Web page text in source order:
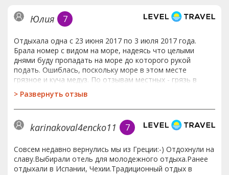
Юлия 7
Отдыхала одна с 23 июня 2017 по 3 июля 2017 года.
Брала номер с видом на море, надеясь что целыми
днями буду пропадать на море до которого рукой
подать. Ошиблась, поскольку море в этом месте
грязное и куча медуз. По отзывам местных - грязь в
этом месте всегда. В связи с этим пришлось брать
максимальное количество экскурсий, чтобы за зря не
сидеть в номере. Для экскурсий отель расположен
отлично. Набережной в полноценном смысле слова в
городе Паралия Катерини нет. То есть мы привыкли, что
с одной стороны должно быть море, вдоль которого ты
и прогуливаешься. Однако в Паралии Катерини с двух
сторон дома и только в некоторых местах видно море.
Не очень приятно гулять между раскаленными от жары
> Развернуть отзыв
karinakoval4encko11 7
Совсем недавно вернулись мы из Греции:-) Отдохнули на
славу.Выбирали отель для молодежного отдыха.Ранее
отдыхали в Испании, Чехии.Традиционный отдых в